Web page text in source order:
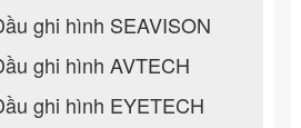
ghi hình SEAVISON
ghi hình AVTECH
ghi hình EYETECH